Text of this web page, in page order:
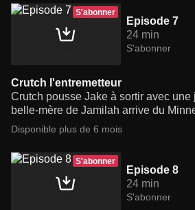
S'abonner
Episode 7
24 min
S'abonner
Crutch l'entremetteur
Crutch pousse Jake à sortir avec une
belle-mère de Jamilah arrive du
Disponible plus de 6 mois
S'abonner
Episode 8
24 min
S'abonner